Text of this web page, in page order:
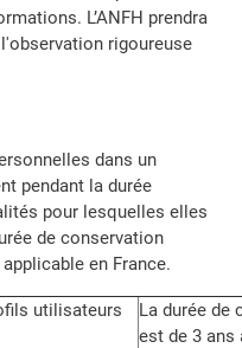
L’ANFH prendra
rigoureuse
dans un
pendant la durée
pour lesquelles elles
de conservation
en France.
utilisateurs
La durée de
est de 3 ans